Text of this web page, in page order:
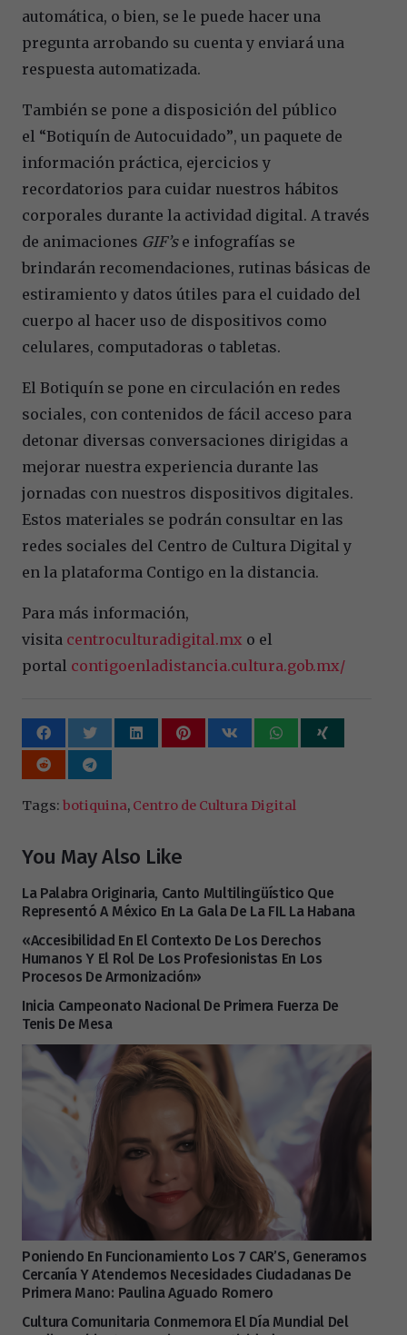
automática, o bien, se le puede hacer una
pregunta arrobando su cuenta y enviará una
respuesta automatizada.
También se pone a disposición del público
el “Botiquín de Autocuidado”, un paquete de
información práctica, ejercicios y
recordatorios para cuidar nuestros hábitos
corporales durante la actividad digital. A través
de animaciones GIF’se infografías se
brindarán recomendaciones, rutinas básicas de
estiramiento y datos útiles para el cuidado del
cuerpo al hacer uso de dispositivos como
celulares, computadoras o tabletas.
El Botiquín se pone en circulación en redes
sociales, con contenidos de fácil acceso para
detonar diversas conversaciones dirigidas a
mejorar nuestra experiencia durante las
jornadas con nuestros dispositivos digitales.
Estos materiales se podrán consultar en las
redes sociales del Centro de Cultura Digital y
en la plataforma Contigo en la distancia.
Para más información,
visita centroculturadigital.mx o el
portal contigoenladistancia.cultura.gob.mx/
Tags: botiquina, Centro de Cultura Digital
You May Also Like
La Palabra Originaria, Canto Multilingüístico Que
Representó A México En La Gala De La FIL La Habana
«Accesibilidad En El Contexto De Los Derechos
Humanos Y El Rol De Los Profesionistas En Los
Procesos De Armonización»
Inicia Campeonato Nacional De Primera Fuerza De
Tenis De Mesa
Poniendo En Funcionamiento Los 7 CAR’S, Generamos
Cercanía Y Atendemos Necesidades Ciudadanas De
Primera Mano: Paulina Aguado Romero
Cultura Comunitaria Conmemora El Día Mundial Del